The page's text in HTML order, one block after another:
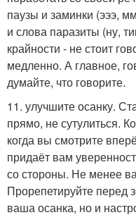
паузы и заминки (эээ,
и слова паразиты (ну,
крайности - не стоит
медленно. А главное,
думайте, что говорите.
11. улучшите осанку.
прямо, не сутулиться.
когда вы смотрите
придаёт вам
со стороны. Не менее
Прорепетируйте перед
ваша осанка, но и